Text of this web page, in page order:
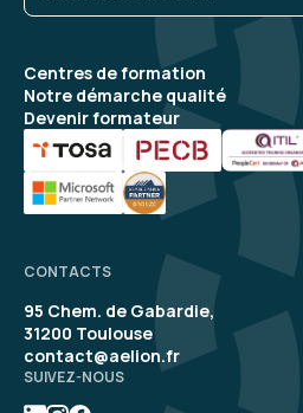
Centres de formation
Notre démarche qualité
Devenir formateur
CONTACTS
95 Chem. de Gabardie,
31200 Toulouse
contact@aelion.fr
SUIVEZ-NOUS